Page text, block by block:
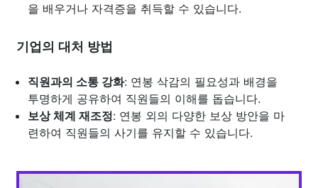
을 배우거나 자격증을 취득할 수 있습니다.
기업의 대처 방법
직원과의 소통 강화: 연봉 삭감의 필요성과 배경을
투명하게 공유하여 직원들의 이해를 돕습니다.
보상 체계 재조정: 연봉 외의 다양한 보상 방안을 마
련하여 직원들의 사기를 유지할 수 있습니다.